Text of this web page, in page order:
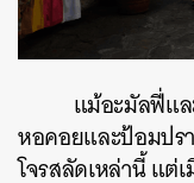
แม้อะมัลฟี่และเ
หอคอยและป้อมปร
โจรสลัดเหล่านี้ แต่